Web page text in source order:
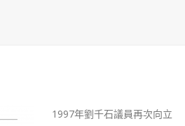
1997年劉千石議員再次向立